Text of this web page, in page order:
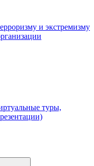
и экстремизму
туры,